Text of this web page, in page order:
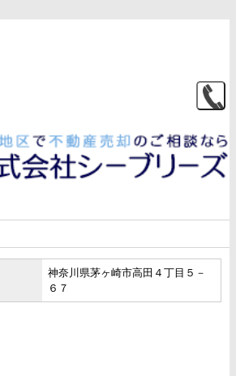
神奈川県茅ヶ崎市高田４丁目５－
６７